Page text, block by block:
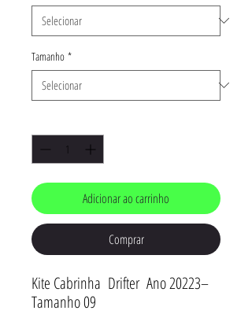
Tamanho *
Adicionar ao carrinho
Comprar
Kite Cabrinha Drifter Ano 20223–
Tamanho 09